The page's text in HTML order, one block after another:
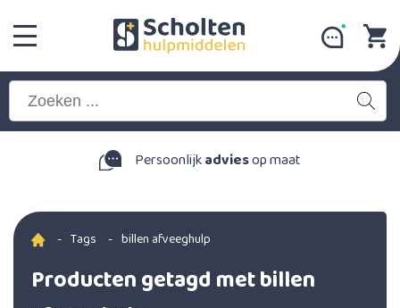
Persoonlijkadviesop maat
- Tags - billen afveeghulp
Producten getagd met billen